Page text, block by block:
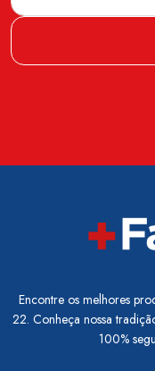
Encontre os melhores
22. Conheça nossa
100%